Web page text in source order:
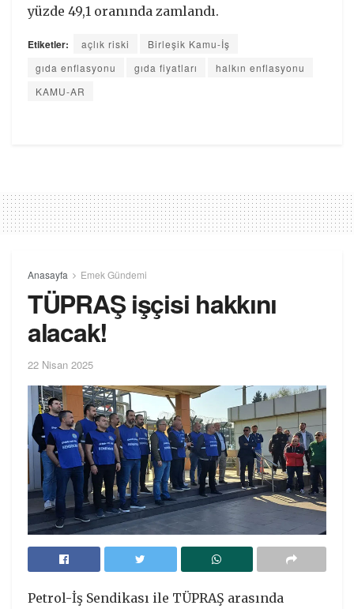
yüzde 49,1 oranında zamlandı.
Etiketler: açlık riski
Birleşik Kamu-İş
gıda enflasyonu
gıda fiyatları
halkın enflasyonu
KAMU-AR
Anasayfa Emek Gündemi
TÜPRAŞ işçisi hakkını
alacak!
22 Nisan 2025
Petrol-İş Sendikası ile TÜPRAŞ arasında